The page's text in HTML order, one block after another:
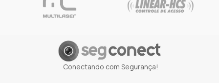
Conectando com Segurança!